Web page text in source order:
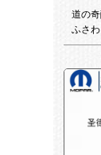
道の
ふさ
客牧
の4切